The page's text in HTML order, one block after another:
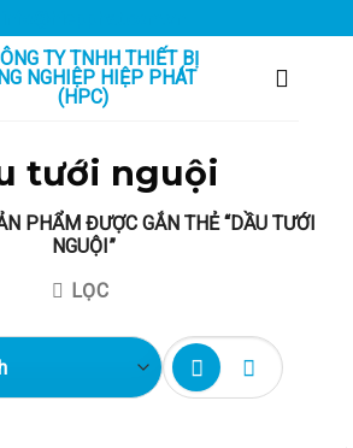
tưới nguội
PHẨM ĐƯỢC GẮN THẺ “DẦU TƯỚI
NGUỘI”
LỌC